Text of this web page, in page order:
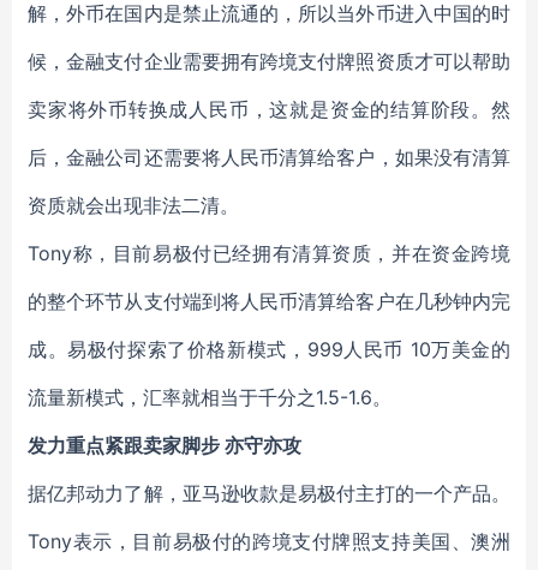
解，外币在国内是禁止流通的，所以当外币进入中国的时
候，金融支付企业需要拥有跨境支付牌照资质才可以帮助
卖家将外币转换成人民币，这就是资金的结算阶段。然
后，金融公司还需要将人民币清算给客户，如果没有清算
资质就会出现非法二清。
Tony称，目前易极付已经拥有清算资质，并在资金跨境
的整个环节从支付端到将人民币清算给客户在几秒钟内完
成。易极付探索了价格新模式，999人民币 10万美金的
流量新模式，汇率就相当于千分之1.5-1.6。
发力重点紧跟卖家脚步 亦守亦攻
据亿邦动力了解，亚马逊收款是易极付主打的一个产品。
Tony表示，目前易极付的跨境支付牌照支持美国、澳洲